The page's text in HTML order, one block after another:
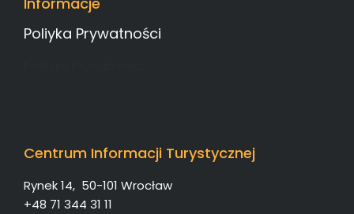
Poliyka Prywatności
Centrum Informacji Turystycznej
Rynek 14, 50-101 Wrocław
+48 71 344 31 11